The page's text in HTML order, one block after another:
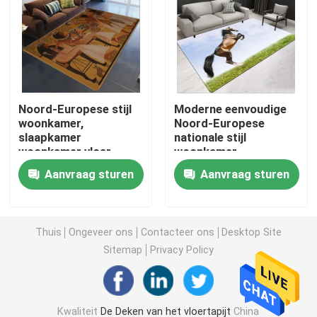
Badkamers Waterdicht tapijt
De Speelkamerdeken van kinderen
De Mat van de stoelvloer
mat van de eco de vriendschappelijke yoga
De Matten van de Misstap niet Trede
Noord-Europese stijl
woonkamer,
slaapkamer
woonkamer vloer
tapijten
Aanvraag sturen
Moderne eenvoudige
Noord-Europese
nationale stijl
woonkamer,
slaapkamer
woonkamer vloer
tapijten
Aanvraag sturen
Thuis Ongeveer ons Contacteer ons
Desktop Site
Sitemap
Privacy Policy
Kwaliteit De Deken van het vloertapijt China